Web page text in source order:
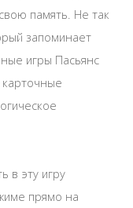
память. Не так
запоминает
игры Пасьянс
в эту игру
прямо на